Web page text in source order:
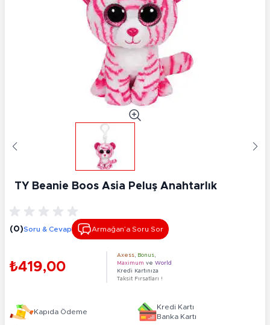
TY Beanie Boos Asia Peluş Anahtarlık
(0)Soru & Cevap Armağan’a Soru Sor
₺419,00
Axess Bonus
Maximum ve World
Kredi Kartınıza
Taksit Fırsatları !
Kapıda Ödeme
Kredi Kartı
Banka Kartı